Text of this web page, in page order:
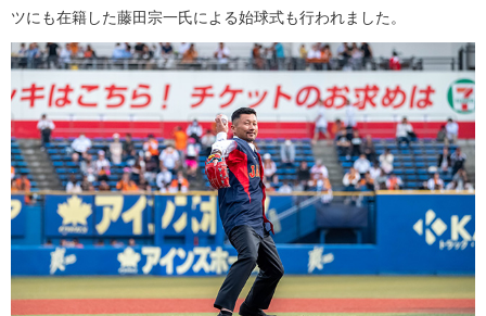
ツにも在籍した藤田宗一氏による始球式も行われました。